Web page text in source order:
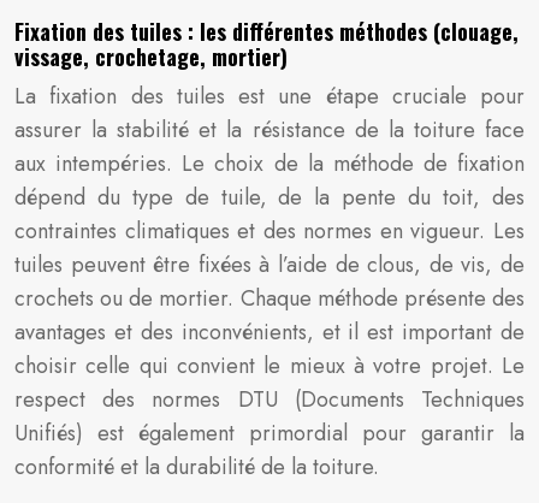
Fixation des tuiles : les différentes méthodes (clouage,
vissage, crochetage, mortier)
La fixation des tuiles est une étape cruciale pour
assurer la stabilité et la résistance de la toiture face
aux intempéries. Le choix de la méthode de fixation
dépend du type de tuile, de la pente du toit, des
contraintes climatiques et des normes en vigueur. Les
tuiles peuvent être fixées à l’aide de clous, de vis, de
crochets ou de mortier. Chaque méthode présente des
avantages et des inconvénients, et il est important de
choisir celle qui convient le mieux à votre projet. Le
respect des normes DTU (Documents Techniques
Unifiés) est également primordial pour garantir la
conformité et la durabilité de la toiture.